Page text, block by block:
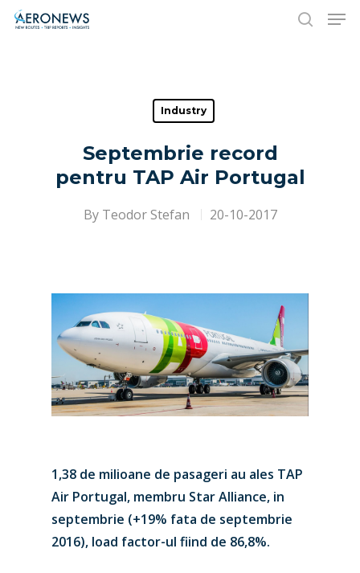
Hit enter to search or ESC to close
Industry
Septembrie record
pentru TAP Air Portugal
By Teodor Stefan 20-10-2017
1,38 de milioane de pasageri au ales TAP
Air Portugal, membru Star Alliance, in
septembrie (+19% fata de septembrie
2016), load factor-ul fiind de 86,8%.